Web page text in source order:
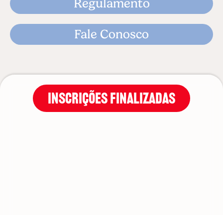
Regulamento
Fale Conosco
Inscrições finalizadas